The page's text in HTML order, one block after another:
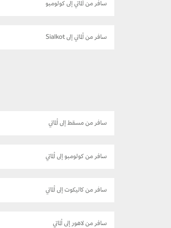
سافر من ألماتي إلى كولومبو
سافر من ألماتي إلى Sialkot
سافر من مسقط إلى ألماتي
سافر من كولومبو إلى ألماتي
سافر من كاليكوت إلى ألماتي
سافر من لاهور إلى ألماتي